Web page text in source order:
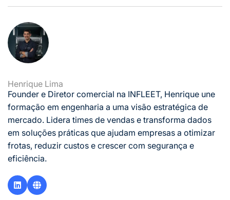
Henrique Lima
Founder e Diretor comercial na INFLEET, Henrique une
formação em engenharia a uma visão estratégica de
mercado. Lidera times de vendas e transforma dados
em soluções práticas que ajudam empresas a otimizar
frotas, reduzir custos e crescer com segurança e
eficiência.